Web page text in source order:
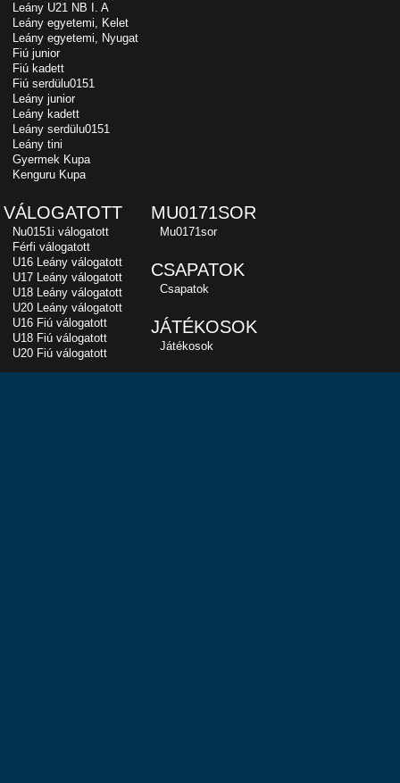
Leány U21 NB I. A
Leány egyetemi, Kelet
Leány egyetemi, Nyugat
Fiú junior
Fiú kadett
Fiú serdülu0151
Leány junior
Leány kadett
Leány serdülu0151
Leány tini
Gyermek Kupa
Kenguru Kupa
VÁLOGATOTT
Nu0151i válogatott
Férfi válogatott
U16 Leány válogatott
U17 Leány válogatott
U18 Leány válogatott
U20 Leány válogatott
U16 Fiú válogatott
U18 Fiú válogatott
U20 Fiú válogatott
MU0171SOR
Mu0171sor
CSAPATOK
Csapatok
JÁTÉKOSOK
Játékosok